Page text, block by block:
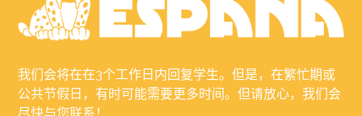
我们会将在在3个工作日内回复学生。但是，在繁忙期或
公共节假日，有时可能需要更多时间。但请放心，我们会